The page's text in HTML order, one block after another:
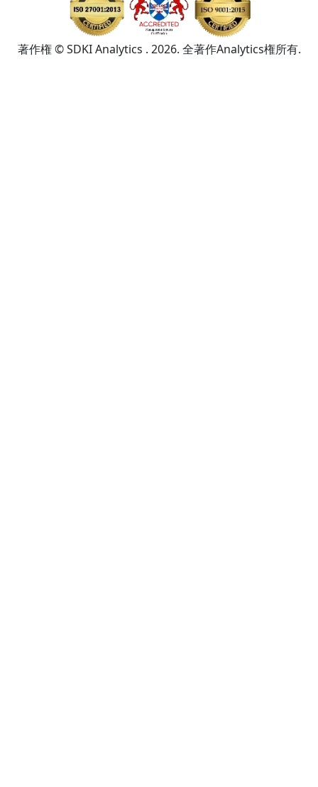
著作権 © SDKI Analytics . 2026. 全著作Analytics権所有.